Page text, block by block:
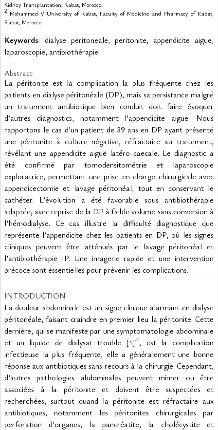
Kidney Transplantation, Rabat, Morocco;
2 Mohammed V University of Rabat, Faculty of Medicine and Pharmacy of Rabat,
Rabat, Morocco
Keywords: dialyse peritoneale, peritonite, appendicite aigue,
laparoscopie, antibiothérapie
Abstract
La péritonite est la complication la plus fréquente chez les
patients en dialyse péritonéale (DP), mais sa persistance malgré
un traitement antibiotique bien conduit doit faire évoquer
d’autres diagnostics, notamment l’appendicite aiguë. Nous
rapportons le cas d’un patient de 39 ans en DP ayant présenté
une péritonite à culture négative, réfractaire au traitement,
révélant une appendicite aiguë latéro-caecale. Le diagnostic a
été confirmé par tomodensitométrie et laparoscopie
exploratrice, permettant une prise en charge chirurgicale avec
appendicectomie et lavage péritonéal, tout en conservant le
cathéter. L’évolution a été favorable sous antibiothérapie
adaptée, avec reprise de la DP à faible volume sans conversion à
l’hémodialyse. Ce cas illustre la difficulté diagnostique que
représente l’appendicite chez les patients en DP, où les signes
cliniques peuvent être atténués par le lavage péritonéal et
l’antibiothérapie IP. Une imagerie rapide et une intervention
précoce sont essentielles pour prévenir les complications.
INTRODUCTION
La douleur abdominale est un signe clinique alarmant en dialyse
péritonéale, faisant craindre en premier lieu la péritonite. Cette
dernière, qui se manifeste par une symptomatologie abdominale
et un liquide de dialysat trouble [1] , est la complication
infectieuse la plus fréquente, elle a généralement une bonne
réponse aux antibiotiques sans recours à la chirurgie. Cependant,
d’autres pathologies abdominales peuvent mimer ou être
associées à la péritonite et doivent être suspectées et
recherchées, surtout quand la péritonite est réfractaire aux
antibiotiques, notamment les péritonites chirurgicales par
perforation d’organes, la pancréatite, la cholécystite et